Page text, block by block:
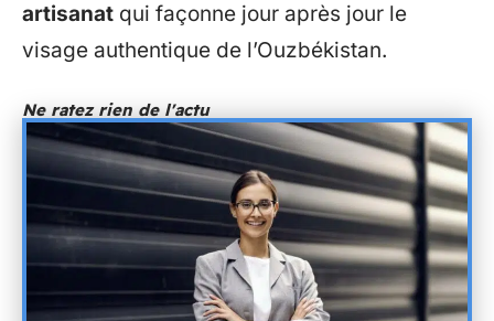
artisanat qui façonne jour après jour le
visage authentique de l’Ouzbékistan.
Ne ratez rien de l'actu